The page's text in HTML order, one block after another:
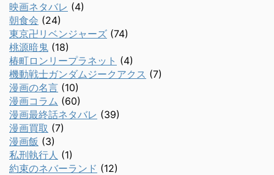
映画ネタバレ (4)
朝食会 (24)
東京卍リベンジャーズ (74)
桃源暗鬼 (18)
椿町ロンリープラネット (4)
機動戦士ガンダムジークアクス (7)
漫画の名言 (10)
漫画コラム (60)
漫画最終話ネタバレ (39)
漫画買取 (7)
漫画飯 (3)
私刑執行人 (1)
約束のネバーランド (12)